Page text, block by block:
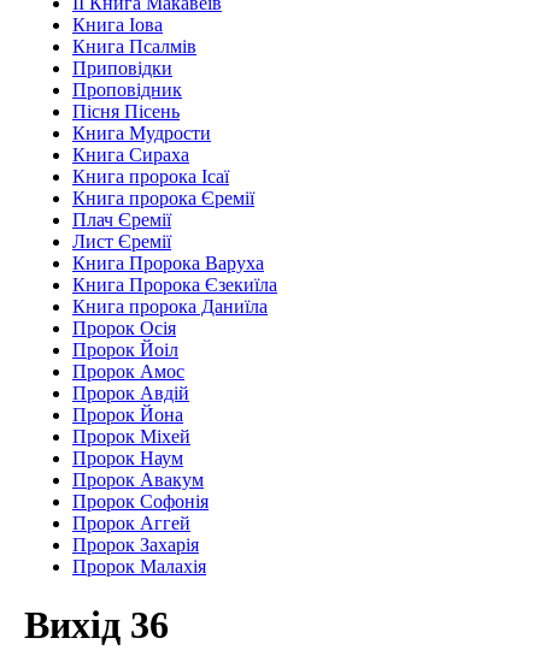
Книга Іова
Книга Псалмів
Приповідки
Проповідник
Пісня Пісень
Книга Мудрости
Книга Сираха
Книга пророка Ісаї
Книга пророка Єремії
Плач Єремії
Лист Єремії
Книга Пророка Варуха
Книга Пророка Єзекиїла
Книга пророка Даниїла
Пророк Осія
Пророк Йоіл
Пророк Амос
Пророк Авдій
Пророк Йона
Пророк Міхей
Пророк Наум
Пророк Авакум
Пророк Софонія
Пророк Аггей
Пророк Захарія
Пророк Малахія
Вихід 36